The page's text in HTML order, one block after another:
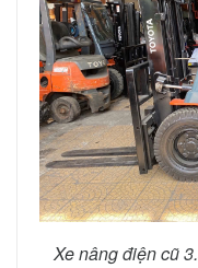
Xe nâng điện cũ